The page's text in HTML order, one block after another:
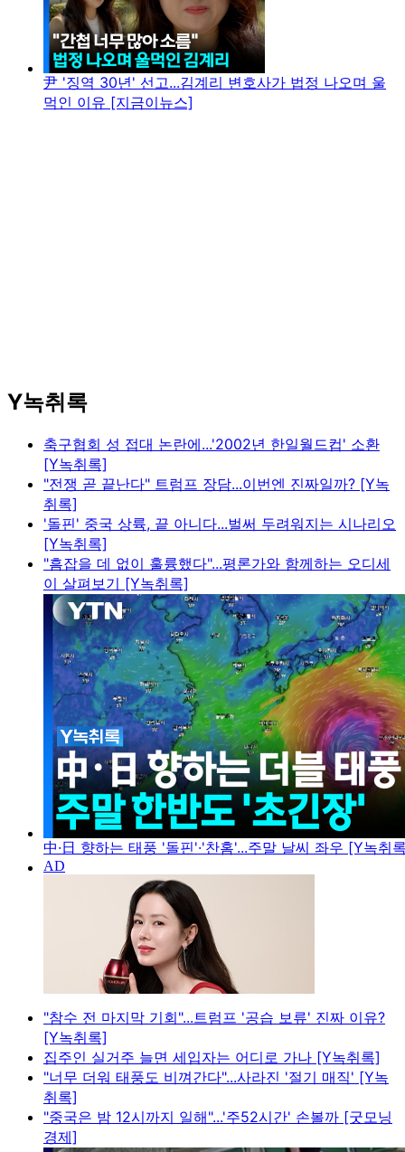
尹 '징역 30년' 선고...김계리 변호사가 법정 나오며 울
먹인 이유 [지금이뉴스]
Y녹취록
축구협회 성 접대 논란에...'2002년 한일월드컵' 소환
[Y녹취록]
"전쟁 곧 끝난다" 트럼프 장담...이번엔 진짜일까? [Y녹
취록]
'돌핀' 중국 상륙, 끝 아니다...벌써 두려워지는 시나리오
[Y녹취록]
"흠잡을 데 없이 훌륭했다"...평론가와 함께하는 오디세
이 살펴보기 [Y녹취록]
中·日 향하는 태풍 '돌핀'·'찬홈'...주말 날씨 좌우 [Y녹취
"참수 전 마지막 기회"...트럼프 '공습 보류' 진짜 이유?
[Y녹취록]
집주인 실거주 늘면 세입자는 어디로 가나 [Y녹취록]
"너무 더워 태풍도 비껴간다"...사라진 '절기 매직' [Y녹
취록]
"중국은 밤 12시까지 일해"...'주52시간' 손볼까 [굿모닝
경제]